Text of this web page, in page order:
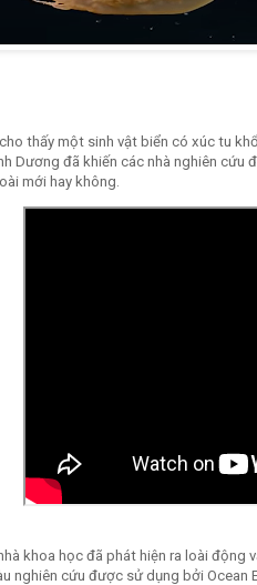
thấy một sinh vật biển có xúc tu
Dương đã khiến các nhà nghiên cứu
mới hay không.
khoa học đã phát hiện ra loài động
nghiên cứu được sử dụng bởi